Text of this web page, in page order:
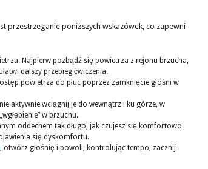
przestrzeganie poniższych wskazówek, co zapewni
Najpierw pozbądź się powietrza z rejonu brzucha,
dalszy przebieg ćwiczenia.
powietrza do płuc poprzez zamknięcie głośni w
aktywnie wciągnij je do wewnątrz i ku górze, w
w brzuchu.
oddechem tak długo, jak czujesz się komfortowo.
się dyskomfortu.
, otwórz głośnię i powoli, kontrolując tempo, zacznij